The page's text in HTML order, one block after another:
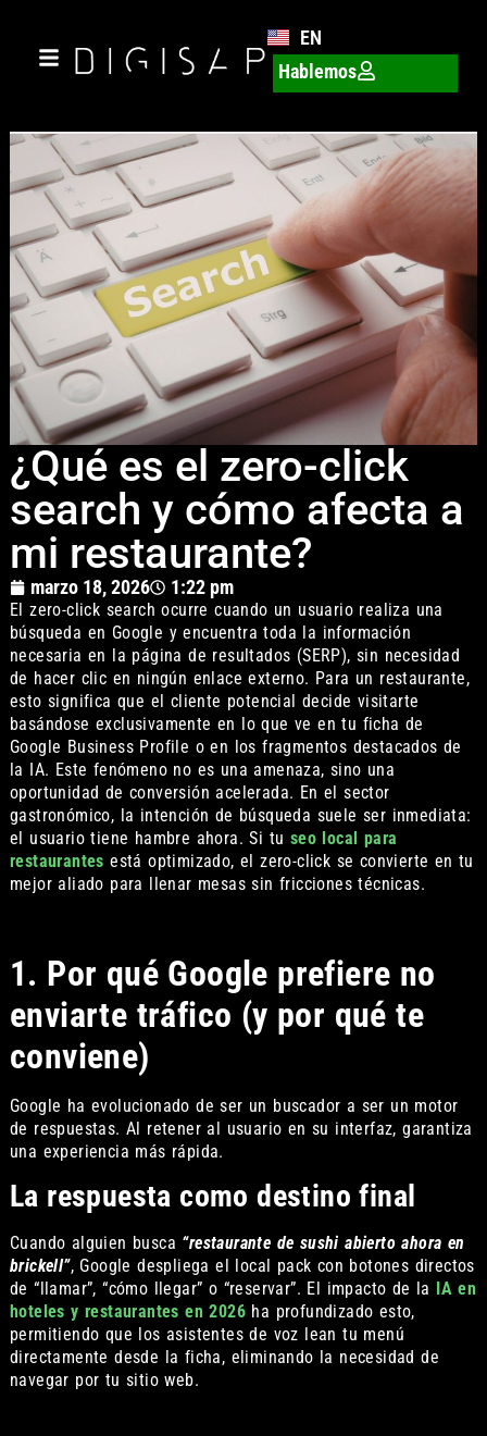
EN
Hablemos
¿Qué es el zero-click
search y cómo afecta a
mi restaurante?
marzo 18, 2026 1:22 pm
El zero-click search ocurre cuando un usuario realiza una
búsqueda en Google y encuentra toda la información
necesaria en la página de resultados (SERP), sin necesidad
de hacer clic en ningún enlace externo. Para un restaurante,
esto significa que el cliente potencial decide visitarte
basándose exclusivamente en lo que ve en tu ficha de
Google Business Profile o en los fragmentos destacados de
la IA. Este fenómeno no es una amenaza, sino una
oportunidad de conversión acelerada. En el sector
gastronómico, la intención de búsqueda suele ser inmediata:
el usuario tiene hambre ahora. Si tu seo local para
restaurantes está optimizado, el zero-click se convierte en tu
mejor aliado para llenar mesas sin fricciones técnicas.
1. Por qué Google prefiere no
enviarte tráfico (y por qué te
conviene)
Google ha evolucionado de ser un buscador a ser un motor
de respuestas. Al retener al usuario en su interfaz, garantiza
una experiencia más rápida.
La respuesta como destino final
Cuando alguien busca “restaurante de sushi abierto ahora en
brickell”, Google despliega el local pack con botones directos
de “llamar”, “cómo llegar” o “reservar”. El impacto de la IA en
hoteles y restaurantes en 2026ha profundizado esto,
permitiendo que los asistentes de voz lean tu menú
directamente desde la ficha, eliminando la necesidad de
navegar por tu sitio web.